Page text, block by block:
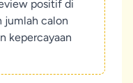
positif di
jumlah calon
kepercayaan